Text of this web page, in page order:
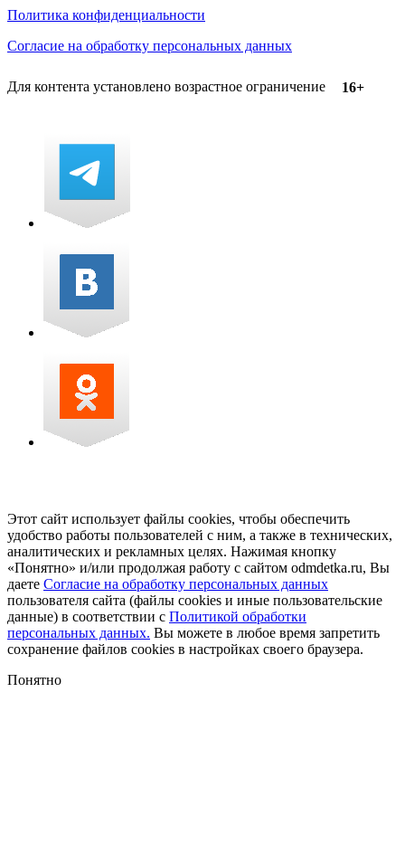
Политика конфиденциальности
Согласие на обработку персональных данных
Для контента установлено возрастное ограничение 16+
Этот сайт использует файлы cookies, чтобы обеспечить
удобство работы пользователей с ним, а также в технических,
аналитических и рекламных целях. Нажимая кнопку
«Понятно» и/или продолжая работу с сайтом odmdetka.ru, Вы
даете Согласие на обработку персональных данных
пользователя сайта (файлы cookies и иные пользовательские
данные) в соответствии с Политикой обработки
персональных данных. Вы можете в любое время запретить
сохранение файлов cookies в настройках своего браузера.
Понятно